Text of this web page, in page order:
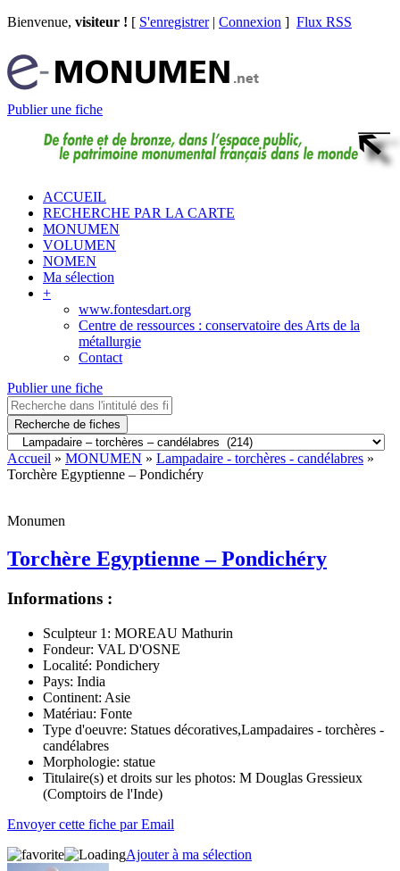
Bienvenue, visiteur ! [ S'enregistrer| Connexion ] Flux RSS
Publier une fiche
ACCUEIL
RECHERCHE PAR LA CARTE
MONUMEN
VOLUMEN
NOMEN
Ma sélection
+
www.fontesdart.org
Centre de ressources : conservatoire des Arts de la
métallurgie
Contact
Publier une fiche
Recherche de fiches
Accueil » MONUMEN » Lampadaire - torchères - candélabres »
Torchère Egyptienne – Pondichéry
Monumen
Torchère Egyptienne – Pondichéry
Informations :
Sculpteur 1: MOREAU Mathurin
Fondeur: VAL D'OSNE
Localité: Pondichery
Pays: India
Continent: Asie
Matériau: Fonte
Type d'oeuvre: Statues décoratives,Lampadaires - torchères -
candélabres
Morphologie: statue
Titulaire(s) et droits sur les photos: M Douglas Gressieux
(Comptoirs de l'Inde)
Envoyer cette fiche par Email
Ajouter à ma sélection